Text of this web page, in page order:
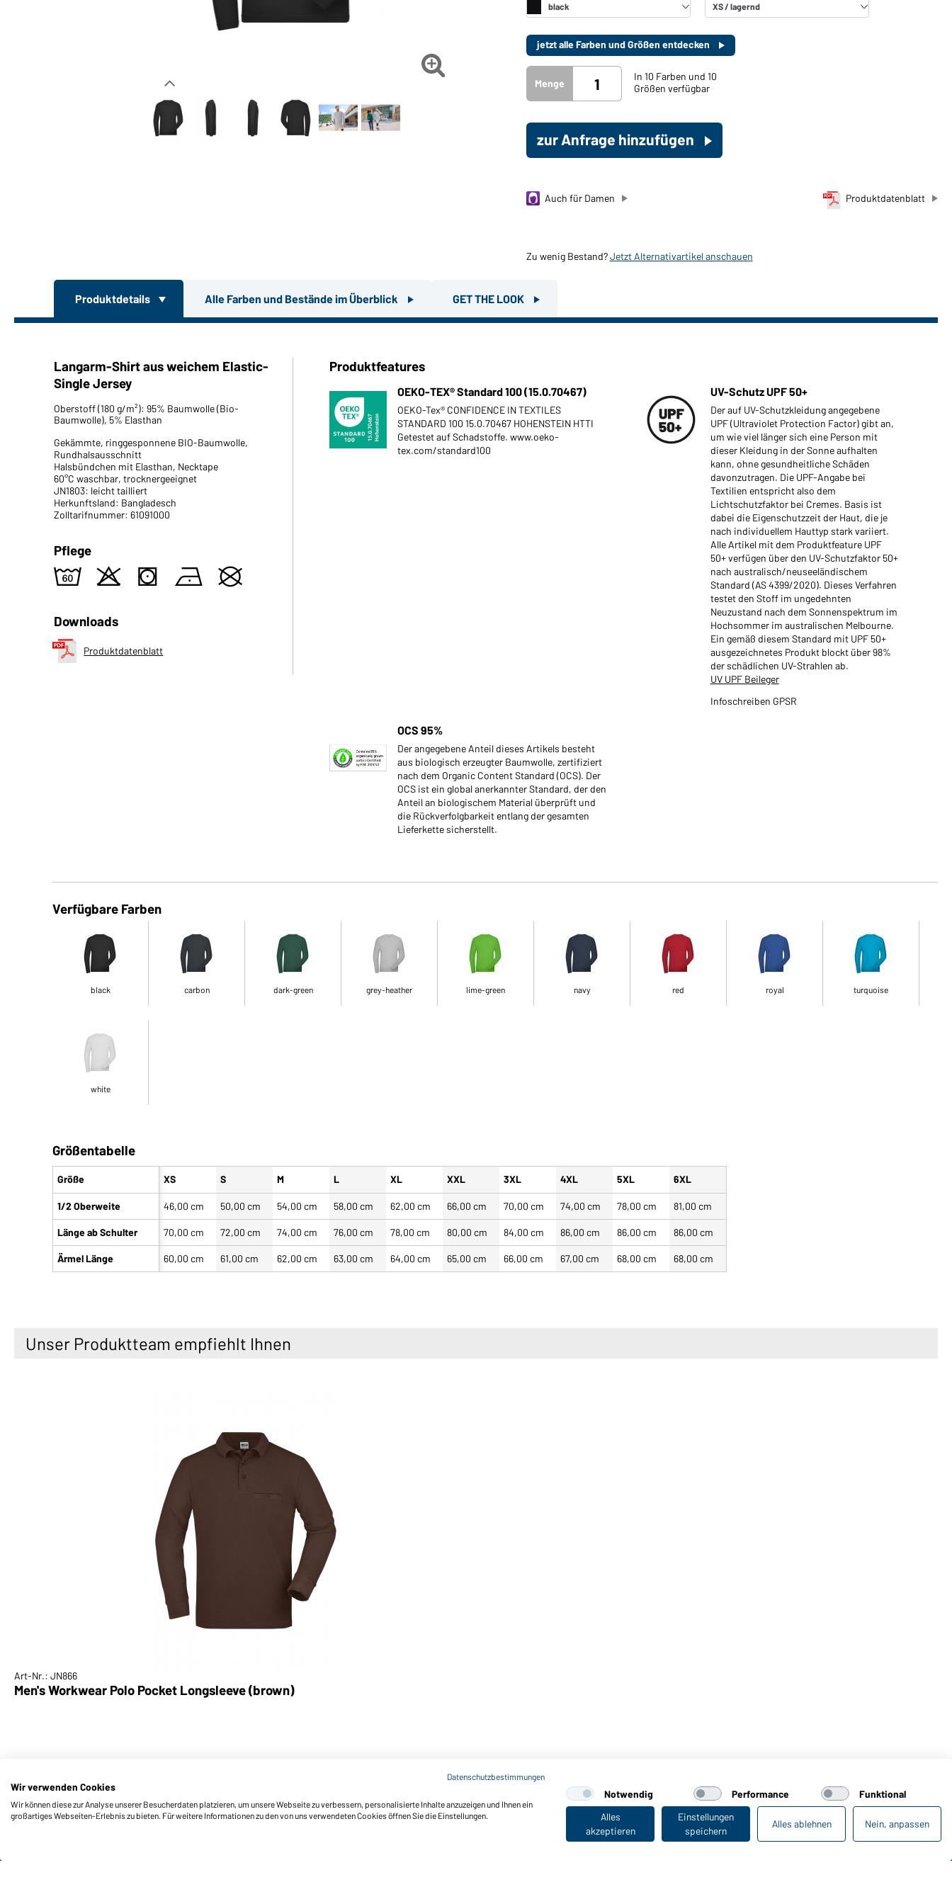

jetzt alle Farben und Größen entdecken
Menge
In 10 Farben und 10
Größen verfügbar
zur Anfrage hinzufügen
Produktdatenblatt
Auch für Damen
Zu wenig Bestand?Jetzt Alternativartikel anschauen
Produktdetails Alle Farben und Bestände im Überblick GET THE LOOK
Langarm-Shirt aus weichem Elastic-
Single Jersey
Oberstoff (180 g/m²): 95% Baumwolle (Bio-
Baumwolle), 5% Elasthan
Gekämmte, ringgesponnene BIO-Baumwolle,
Rundhalsausschnitt
Halsbündchen mit Elasthan, Necktape
60°C waschbar, trocknergeeignet
JN1803: leicht tailliert
Herkunftsland: Bangladesch
Zolltarifnummer: 61091000
Pflege
4 o s n U
Downloads
Produktdatenblatt
Produktfeatures
OEKO-TEX® Standard 100 (15.0.70467)
OEKO-Tex® CONFIDENCE IN TEXTILES
STANDARD 100 15.0.70467 HOHENSTEIN HTTI
Getestet auf Schadstoffe. www.oeko-
tex.com/standard100
UV-Schutz UPF 50+
Der auf UV-Schutzkleidung angegebene
UPF (Ultraviolet Protection Factor) gibt an,
um wie viel länger sich eine Person mit
dieser Kleidung in der Sonne aufhalten
kann, ohne gesundheitliche Schäden
davonzutragen. Die UPF-Angabe bei
Textilien entspricht also dem
Lichtschutzfaktor bei Cremes. Basis ist
dabei die Eigenschutzzeit der Haut, die je
nach individuellem Hauttyp stark variiert.
Alle Artikel mit dem Produktfeature UPF
50+ verfügen über den UV-Schutzfaktor 50+
nach australisch/neuseeländischem
Standard (AS 4399/2020). Dieses Verfahren
testet den Stoff im ungedehnten
Neuzustand nach dem Sonnenspektrum im
Hochsommer im australischen Melbourne.
Ein gemäß diesem Standard mit UPF 50+
ausgezeichnetes Produkt blockt über 98%
der schädlichen UV-Strahlen ab.
UV UPF Beileger
Infoschreiben GPSR
OCS 95%
Der angegebene Anteil dieses Artikels besteht
aus biologisch erzeugter Baumwolle, zertifiziert
nach dem Organic Content Standard (OCS). Der
OCS ist ein global anerkannter Standard, der den
Anteil an biologischem Material überprüft und
die Rückverfolgbarkeit entlang der gesamten
Lieferkette sicherstellt.
Verfügbare Farben
black carbon dark-green grey-heather lime-green navy red royal turquoise
white
Größentabelle
Größe
1/2 Oberweite
Länge ab Schulter
Ärmel Länge
XS S M L XL XXL 3XL 4XL 5XL 6XL
46,00 cm 50,00 cm 54,00 cm 58,00 cm 62,00 cm 66,00 cm 70,00 cm 74,00 cm 78,00 cm 81,00 cm
70,00 cm 72,00 cm 74,00 cm 76,00 cm 78,00 cm 80,00 cm 84,00 cm 86,00 cm 86,00 cm 86,00 cm
60,00 cm 61,00 cm 62,00 cm 63,00 cm 64,00 cm 65,00 cm 66,00 cm 67,00 cm 68,00 cm 68,00 cm
Unser Produktteam empfiehlt Ihnen
Art-Nr.: JN866
Men's Workwear Polo Pocket Longsleeve (brown)
Zuletzt angesehen
Datenschutzbestimmungen
Wir verwenden Cookies
Wir können diese zur Analyse unserer Besucherdaten platzieren, um unsere Webseite zu verbessern, personalisierte Inhalte anzuzeigen und Ihnen ein
großartiges Webseiten-Erlebnis zu bieten. Für weitere Informationen zu den von uns verwendeten Cookies öffnen Sie die Einstellungen.
Notwendig Performance
Funktional
Alles
akzeptieren
Einstellungen
speichern
Alles ablehnen Nein, anpassen